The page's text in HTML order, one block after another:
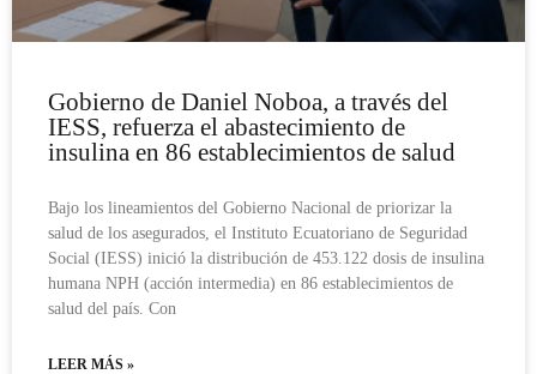
Gobierno de Daniel Noboa, a través del
IESS, refuerza el abastecimiento de
insulina en 86 establecimientos de salud
Bajo los lineamientos del Gobierno Nacional de priorizar la
salud de los asegurados, el Instituto Ecuatoriano de Seguridad
Social (IESS) inició la distribución de 453.122 dosis de insulina
humana NPH (acción intermedia) en 86 establecimientos de
salud del país. Con
LEER MÁS »